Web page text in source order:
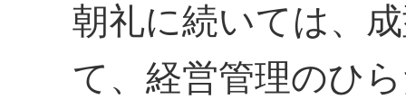
朝礼に続いては、
て、経営管理のひ